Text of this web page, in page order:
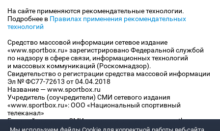
На сайте применяются рекомендательные технологии.
Подробнее в Правилах применения рекомендательных
технологий
Средство массовой информации сетевое издание
«www.sportbox.ru» зарегистрировано Федеральной службой
по надзору в сфере связи, информационных технологий
и массовых коммуникаций (Роскомнадзор).
Свидетельство о регистрации средства массовой информации
Эл № ФС77-72613 от 04.04.2018
Название — www.sportbox.ru
Учредитель (соучредители) СМИ сетевого издания
«www.sportbox.ru»: ООО «Национальный спортивный
телеканал»
Главный редактор СМИ сетевого издания «www.sportbox.ru»:
Конов В.А.